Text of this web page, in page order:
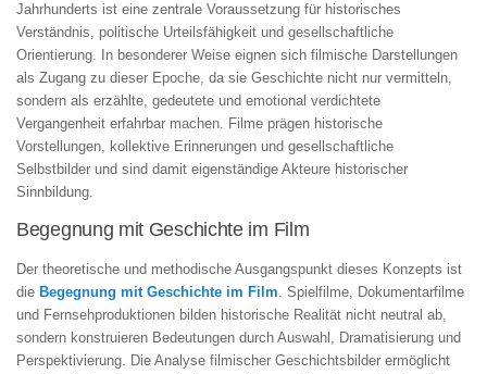
Jahrhunderts ist eine zentrale Voraussetzung für historisches
Verständnis, politische Urteilsfähigkeit und gesellschaftliche
Orientierung. In besonderer Weise eignen sich filmische Darstellungen
als Zugang zu dieser Epoche, da sie Geschichte nicht nur vermitteln,
sondern als erzählte, gedeutete und emotional verdichtete
Vergangenheit erfahrbar machen. Filme prägen historische
Vorstellungen, kollektive Erinnerungen und gesellschaftliche
Selbstbilder und sind damit eigenständige Akteure historischer
Sinnbildung.
Begegnung mit Geschichte im Film
Der theoretische und methodische Ausgangspunkt dieses Konzepts ist
die Begegnung mit Geschichte im Film. Spielfilme, Dokumentarfilme
und Fernsehproduktionen bilden historische Realität nicht neutral ab,
sondern konstruieren Bedeutungen durch Auswahl, Dramatisierung und
Perspektivierung. Die Analyse filmischer Geschichtsbilder ermöglicht